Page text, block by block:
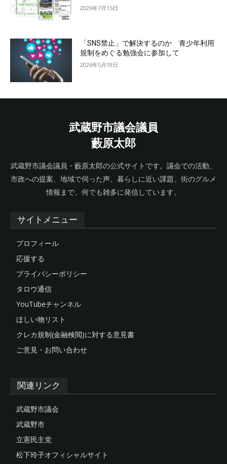
2026年7月15日
「SNS禁止」で解決するのか 青少年利用
規制をめぐる勉強会に参加して
2026年5月19日
武蔵野市議会議員
藪原太郎
武蔵野市議会議員・藪原太郎の公式サイトです。議会での活動、
市政への提案、地域で伺った声、暮らしに近い課題、街のグルメ
情報まで、何でも雑多に発信しています。
サイトメニュー
プロフィール
応援する
プライバシーポリシー
タロウ通信
YouTubeチャンネル
ほしい物リスト
クレカ規制(金融検閲)に対する意見書
ご意見・お問い合わせ
関連リンク
武蔵野市議会
武蔵野市
立憲民主党
松下玲子オフィシャルサイト